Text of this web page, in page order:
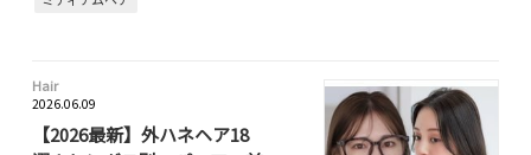
Hair
2026.06.09
【2026最新】外ハネヘア18